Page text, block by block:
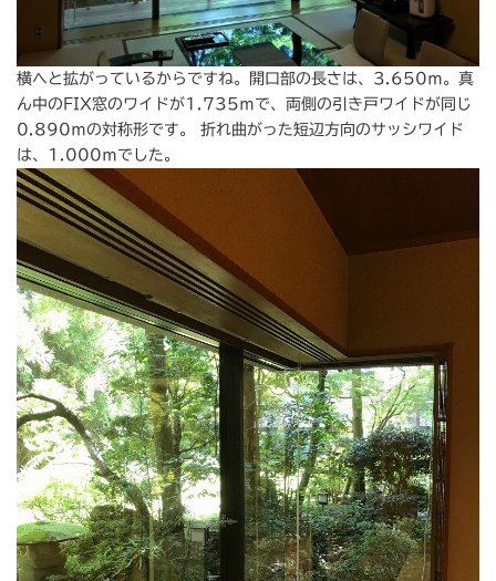
横へと拡がっているからですね。開口部の長さは、3.650ｍ。真
ん中のFIX窓のワイドが1.735ｍで、両側の引き戸ワイドが同じ
0.890ｍの対称形です。 折れ曲がった短辺方向のサッシワイド
は、1.000ｍでした。